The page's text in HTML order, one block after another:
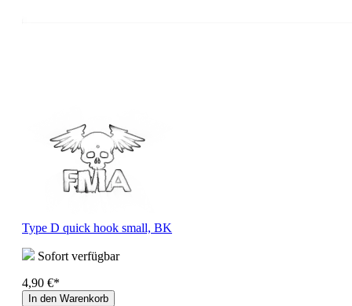
Type D quick hook small, BK
Sofort verfügbar
4,90 €*
In den Warenkorb